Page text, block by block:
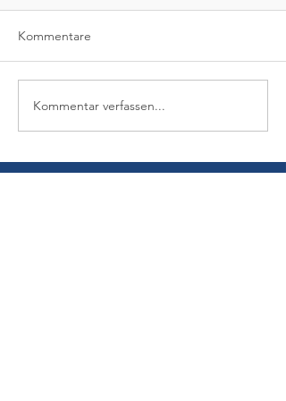
Kommentare
Kommentar verfassen...